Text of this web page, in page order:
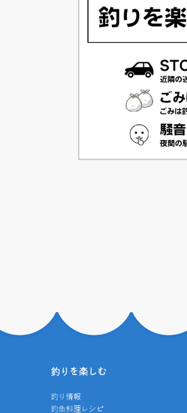
釣りを楽しむ
釣り情報
釣魚料理レシピ